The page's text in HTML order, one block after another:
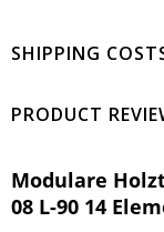
SHIPPING
PRODUCT
Modulare
08 L-90 14